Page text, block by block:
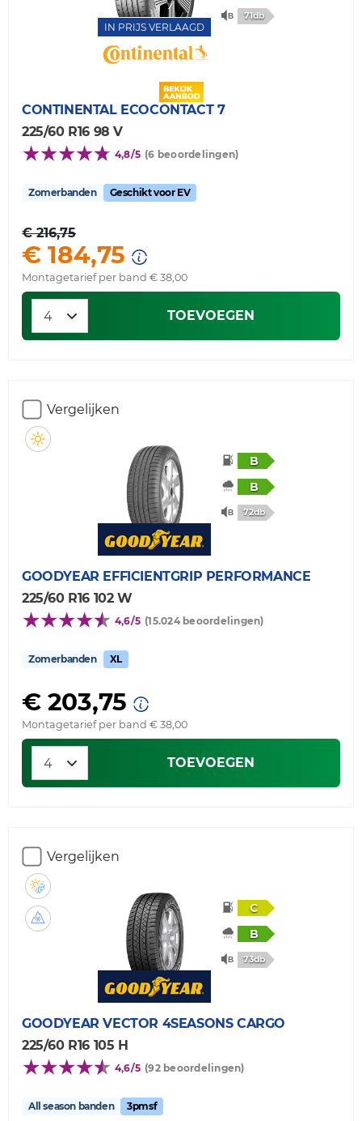
IN PRIJS VERLAAGD
71db
CONTINENTAL ECOCONTACT 7
225/60 R16 98 V
4,8/5 (6 beoordelingen)
Zomerbanden Geschikt voor EV
€ 216,75
€ 184,75
Montagetarief per band € 38,00
TOEVOEGEN
Vergelijken
B
B
72db
GOODYEAR EFFICIENTGRIP PERFORMANCE
225/60 R16 102 W
4,6/5 (15.024 beoordelingen)
Zomerbanden XL
€ 203,75
Montagetarief per band € 38,00
TOEVOEGEN
Vergelijken
C
B
73db
GOODYEAR VECTOR 4SEASONS CARGO
225/60 R16 105 H
4,6/5 (92 beoordelingen)
All season banden 3pmsf